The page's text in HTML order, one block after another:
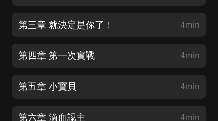
第三章 就決定是你了！ 4min
第四章 第一次實戰 4min
第五章 小寶貝 4min
第六章 滴血認主 4min